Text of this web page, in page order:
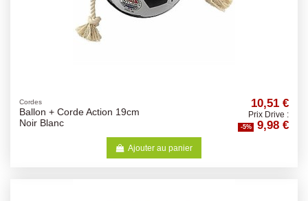
Cordes
Ballon + Corde Action 19cm
Noir Blanc
10,51 €
Prix Drive :
-5% 9,98 €
Ajouter au panier